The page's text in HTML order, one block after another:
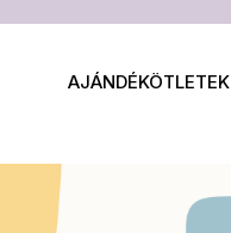
AJÁNDÉKÖTLETEK